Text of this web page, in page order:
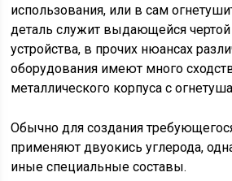
использования, или в сам
деталь служит выдающейся
устройства, в прочих нюансах
оборудования имеют много
металлического корпуса с
Обычно для создания
применяют двуокись углерода,
иные специальные составы.